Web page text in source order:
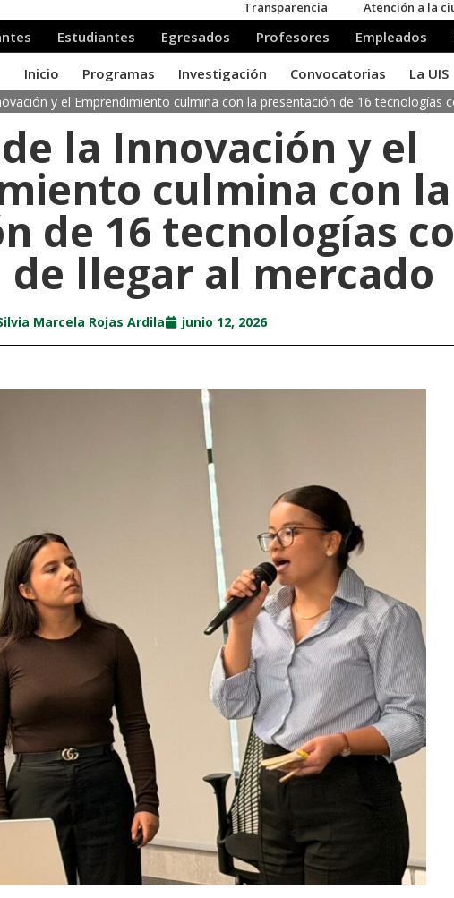
y el Emprendimiento culmina con la presentación de 16 tecnologías
la Innovación y el
culmina con la
de 16 tecnologías
llegar al mercado
Marcela Rojas Ardila junio 12, 2026